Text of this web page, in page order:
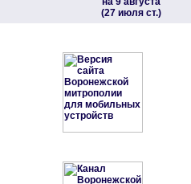
(27 июля ст.)